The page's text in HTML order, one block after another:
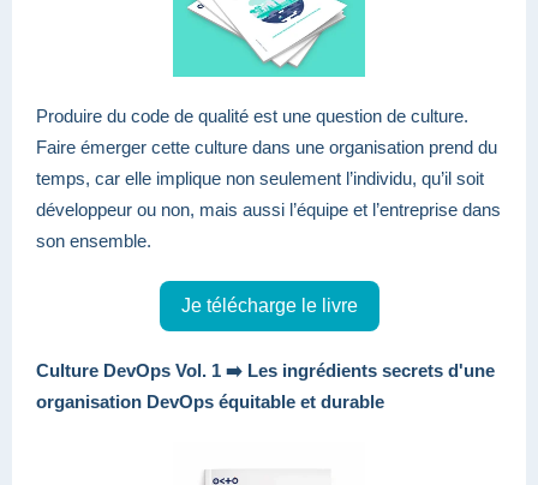
Produire du code de qualité est une question de culture.
Faire émerger cette culture dans une organisation prend du
temps, car elle implique non seulement l’individu, qu’il soit
développeur ou non, mais aussi l’équipe et l’entreprise dans
son ensemble.
Je télécharge le livre
Culture DevOps Vol. 1 ➡️ Les ingrédients secrets d'une
organisation DevOps équitable et durable